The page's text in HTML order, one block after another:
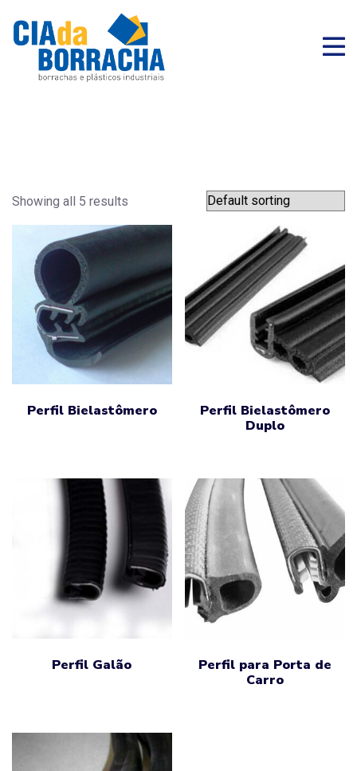
Showing all 5 results
Perfil Bielastômero
Perfil Bielastômero
Duplo
Perfil Galão
Perfil para Porta de
Carro